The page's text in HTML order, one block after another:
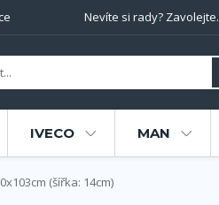
Nevíte si rady? Zavolejte.
IVECO MAN
(šířka: 14cm)